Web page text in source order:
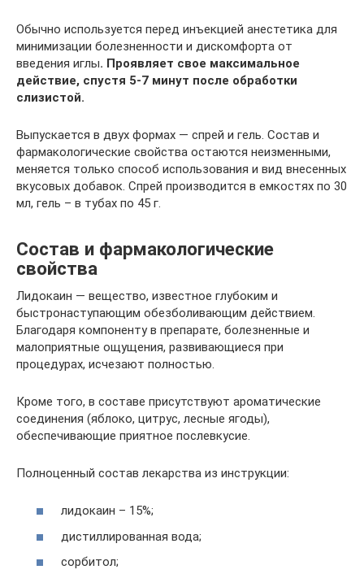
Обычно используется перед инъекцией анестетика для
минимизации болезненности и дискомфорта от
введения иглы. Проявляет свое максимальное
действие, спустя 5-7 минут после обработки
слизистой.
Выпускается в двух формах ― спрей и гель. Состав и
фармакологические свойства остаются неизменными,
меняется только способ использования и вид внесенных
вкусовых добавок. Спрей производится в емкостях по 30
мл, гель – в тубах по 45 г.
Состав и фармакологические
свойства
Лидокаин ― вещество, известное глубоким и
быстронаступающим обезболивающим действием.
Благодаря компоненту в препарате, болезненные и
малоприятные ощущения, развивающиеся при
процедурах, исчезают полностью.
Кроме того, в составе присутствуют ароматические
соединения (яблоко, цитрус, лесные ягоды),
обеспечивающие приятное послевкусие.
Полноценный состав лекарства из инструкции:
лидокаин – 15%;
дистиллированная вода;
сорбитол;